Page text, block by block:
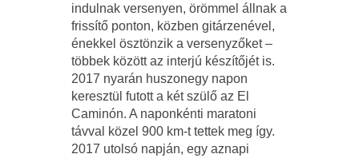
indulnak versenyen, örömmel állnak a
frissítő ponton, közben gitárzenével,
énekkel ösztönzik a versenyzőket –
többek között az interjú készítőjét is.
2017 nyarán huszonegy napon
keresztül futott a két szülő az El
Caminón. A naponkénti maratoni
távval közel 900 km-t tettek meg így.
2017 utolsó napján, egy aznapi